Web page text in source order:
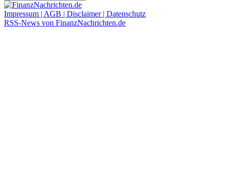
Impressum | AGB | Disclaimer | Datenschutz
RSS-News von FinanzNachrichten.de